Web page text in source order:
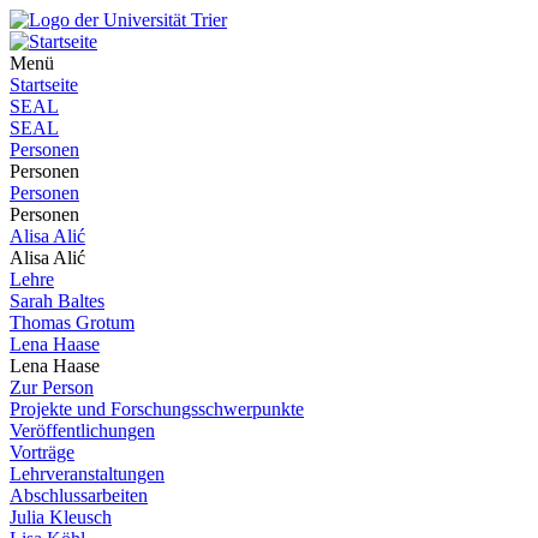
Menü
Startseite
SEAL
SEAL
Personen
Personen
Personen
Personen
Alisa Alić
Alisa Alić
Lehre
Sarah Baltes
Thomas Grotum
Lena Haase
Lena Haase
Zur Person
Projekte und Forschungsschwerpunkte
Veröffentlichungen
Vorträge
Lehrveranstaltungen
Abschlussarbeiten
Julia Kleusch